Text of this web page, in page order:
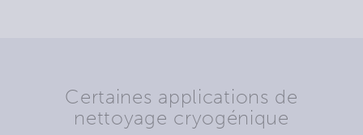
Certaines applications de
nettoyage cryogénique